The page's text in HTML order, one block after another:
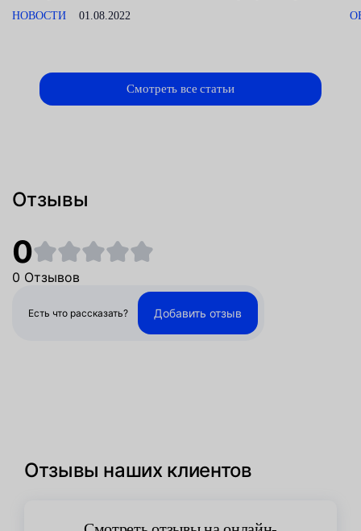
НОВОСТИ 01.08.2022
Смотреть все статьи
Отзывы
0
0 Отзывов
Есть что рассказать? Добавить отзыв
Отзывы наших клиентов